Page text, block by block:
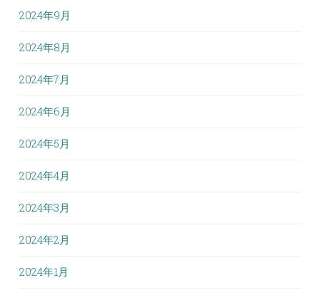
2024年9月
2024年8月
2024年7月
2024年6月
2024年5月
2024年4月
2024年3月
2024年2月
2024年1月